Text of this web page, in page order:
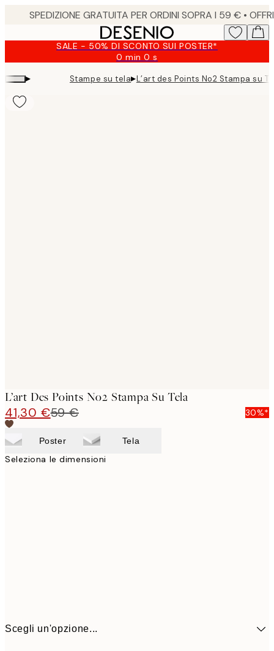
SALE - 50% DI SCONTO SUI POSTER*
0 min0 s
Valido
fino
a:
▸ Stampe su tela▸L’art des Points No2 Stampa su
L’art Des Points No2 Stampa Su Tela
41,30 €59 € 30%*
Poster Tela
Seleziona le dimensioni
Scegli un'opzione...